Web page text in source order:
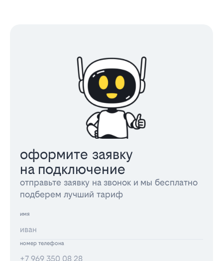
оформите заявку
на подключение
отправьте заявку на звонок и мы бесплатно
подберем лучший тариф
имя
номер телефона